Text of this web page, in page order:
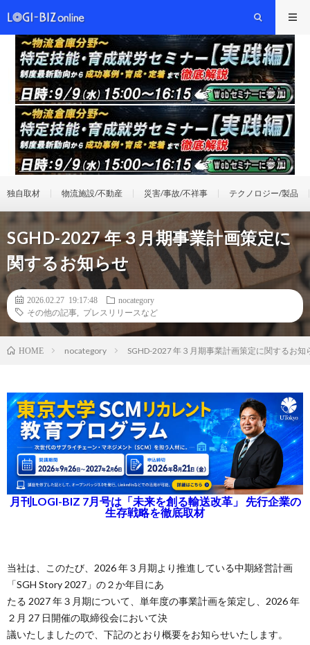
独自取材 物流施設/不動産 災害/事故/不祥事 テクノロジー/製品
SGHD-2027 年３月期事業計画策定に
関するお知らせ
2026.02.27 19:17:48
nocategory
その他の記事
プレスリリースなど
HOME nocategory SGHD-2027 年３月期事業計画策定に関するお知
月刊LOGI-BIZ 7月号は「未来を創る輸送改革」 先行企業の
生存戦略を徹底取材
当社は、このたび、2026 年３月期より推進している中期経営計画
「SGH Story 2027」の２か年目にあ
たる 2027 年３月期について、単年度の事業計画を策定し、2026 年
２月 27 日開催の取締役会において決
議いたしましたので、下記のとおり概要をお知らせいたします。